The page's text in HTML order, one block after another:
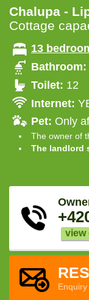
Chalupa -
Cottage
13
Bathroom:
Toilet: 12
Internet:
Pet: Only
The owner of
The landlord
view
Enquiry